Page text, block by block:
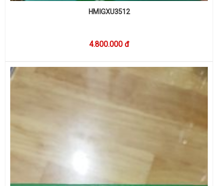
HMIGXU3512
4.800.000 đ